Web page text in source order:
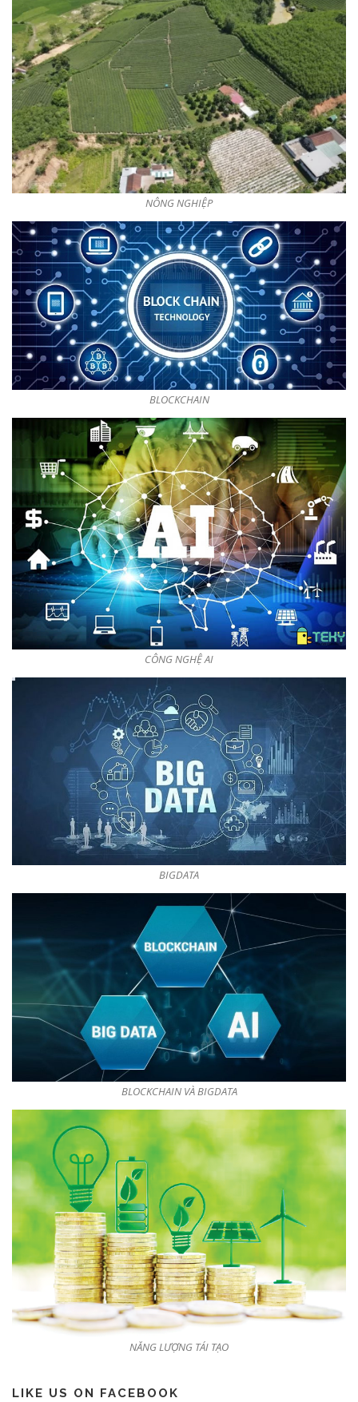
NÔNG NGHIỆP
BLOCKCHAIN
CÔNG NGHỆ AI
BIGDATA
BLOCKCHAIN VÀ BIGDATA
NĂNG LƯỢNG TÁI TẠO
LIKE US ON FACEBOOK